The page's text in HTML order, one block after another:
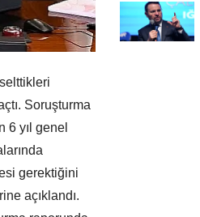
Soruşturma
6 yıl genel
gerektiğini
açıklandı.